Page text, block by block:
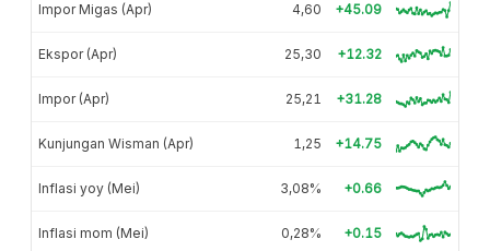
Impor Migas (Apr) 4,60 +45.09
Ekspor (Apr) 25,30 +12.32
Impor (Apr) 25,21 +31.28
Kunjungan Wisman (Apr) 1,25 +14.75
Inflasi yoy (Mei) 3,08% +0.66
Inflasi mom (Mei) 0,28% +0.15